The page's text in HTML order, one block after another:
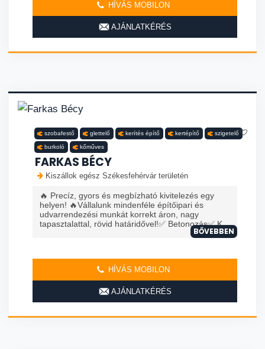
HÍVÁS MOBILON
AJÁNLATKÉRÉS
szobafestő glettelő kerítés építő kertépítő szigetelő
burkoló kőműves
FARKAS BÉCY
Kiszállok egész Székesfehérvár területén
🔥 Precíz, gyors és megbízható kivitelezés egy
helyen! 🔥Vállalunk mindenféle építőipari és
udvarrendezési munkát korrekt áron, nagy
tapasztalattal, rövid határidővel!✅ Betonozás✅ K...
BŐVEBBEN
HÍVÁS MOBILON
AJÁNLATKÉRÉS